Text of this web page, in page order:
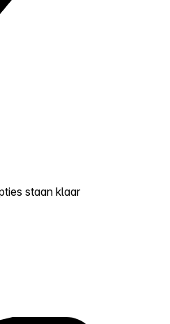
staan klaar